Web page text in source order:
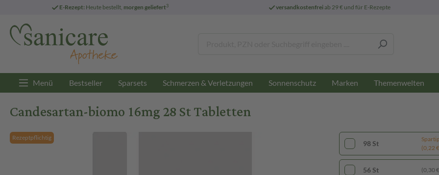
E-Rezept: Heute bestellt, morgen geliefert3 versandkostenfreiab 29 € und für E-Rezepte
Menü Bestseller Sparsets Schmerzen & Verletzungen Sonnenschutz Marken Themenwelten
Candesartan-biomo 16mg 28 St Tabletten
Rezeptpflichtig
98 St
(0,22
56 St (0,30